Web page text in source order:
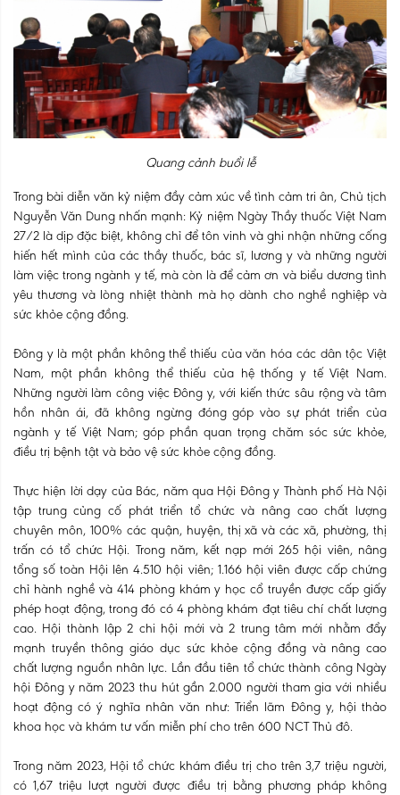
Quang cảnh buổi lễ
Trong bài diễn văn kỷ niệm đầy cảm xúc về tình cảm tri ân, Chủ tịch
Nguyễn Văn Dung nhấn mạnh: Kỷ niệm Ngày Thầy thuốc Việt Nam
27/2 là dịp đặc biệt, không chỉ để tôn vinh và ghi nhận những cống
hiến hết mình của các thầy thuốc, bác sĩ, lương y và những người
làm việc trong ngành y tế, mà còn là để cảm ơn và biểu dương tình
yêu thương và lòng nhiệt thành mà họ dành cho nghề nghiệp và
sức khỏe cộng đồng.
Đông y là một phần không thể thiếu của văn hóa các dân tộc Việt
Nam, một phần không thể thiếu của hệ thống y tế Việt Nam.
Những người làm công việc Đông y, với kiến thức sâu rộng và tâm
hồn nhân ái, đã không ngừng đóng góp vào sự phát triển của
ngành y tế Việt Nam; góp phần quan trọng chăm sóc sức khỏe,
điều trị bệnh tật và bảo vệ sức khỏe cộng đồng.
Thực hiện lời dạy của Bác, năm qua Hội Đông y Thành phố Hà Nội
tập trung củng cố phát triển tổ chức và nâng cao chất lượng
chuyên môn, 100% các quận, huyện, thị xã và các xã, phường, thị
trấn có tổ chức Hội. Trong năm, kết nạp mới 265 hội viên, nâng
tổng số toàn Hội lên 4.510 hội viên; 1.166 hội viên được cấp chứng
chỉ hành nghề và 414 phòng khám y học cổ truyền được cấp giấy
phép hoạt động, trong đó có 4 phòng khám đạt tiêu chí chất lượng
cao. Hội thành lập 2 chi hội mới và 2 trung tâm mới nhằm đẩy
mạnh truyền thông giáo dục sức khỏe cộng đồng và nâng cao
chất lượng nguồn nhân lực. Lần đầu tiên tổ chức thành công Ngày
hội Đông y năm 2023 thu hút gần 2.000 người tham gia với nhiều
hoạt động có ý nghĩa nhân văn như: Triển lãm Đông y, hội thảo
khoa học và khám tư vấn miễn phí cho trên 600 NCT Thủ đô.
Trong năm 2023, Hội tổ chức khám điều trị cho trên 3,7 triệu người,
có 1,67 triệu lượt người được điều trị bằng phương pháp không